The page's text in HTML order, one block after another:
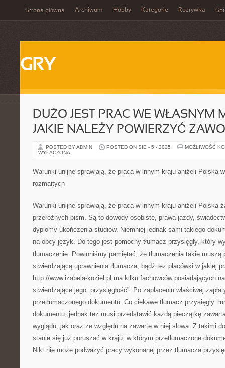
Strona główna Archiwum Hobby Kategorie Rozrywka
GRY
DUŻO JEST PRAC WE WŁASNYM
JAKIE NALEŻY POWIERZYĆ
POSTED BY ADMIN POSTED ON SIE - 5 - 2025
MOŻLIWOŚĆ
WYŁĄCZONA
Warunki unijne sprawiają, że praca w innym kraju aniżeli Polska
rozmaitych
Warunki unijne sprawiają, że praca w innym kraju aniżeli Polska
przeróżnych pism. Są to dowody osobiste, prawa jazdy,
dyplomy ukończenia studiów. Niemniej jednak sami takiego
na obcy język. Do tego jest pomocny tłumacz przysięgły, który
tłumaczenie. Powinniśmy pamiętać, że tłumaczenia takie muszą
stwierdzającą uprawnienia tłumacza, bądź też placówki w jakiej
http://www.izabela-koziel.pl ma kilku fachowców posiadających
stwierdzające jego „przysięgłość”. Po zapłaceniu właściwej
przetłumaczonego dokumentu. Co ciekawe tłumacz przysięgły
dokumentu, jednak też musi przedstawić każdą pieczątkę
wyglądu, jak oraz ze względu na zawarte w niej słowa. Z takimi
stanie się już poruszać w kraju, w którym przetłumaczone
Nikt nie może podważyć pracy wykonanej przez tłumacza